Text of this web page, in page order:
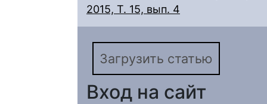
2015, Т. 15, вып. 4
Загрузить статью
Вход на сайт